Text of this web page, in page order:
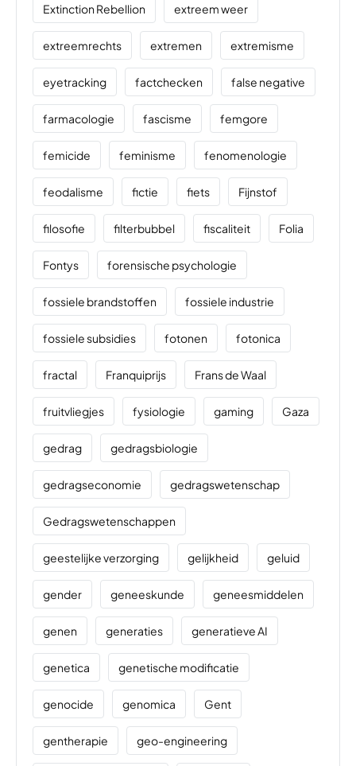
Extinction Rebellion extreem weer
extreemrechts extremen extremisme
eyetracking factchecken false negative
farmacologie fascisme femgore
femicide feminisme fenomenologie
feodalisme fictie fiets Fijnstof
filosofie filterbubbel fiscaliteit Folia
Fontys forensische psychologie
fossiele brandstoffen fossiele industrie
fossiele subsidies fotonen fotonica
fractal Franquiprijs Frans de Waal
fruitvliegjes fysiologie gaming Gaza
gedrag gedragsbiologie
gedragseconomie gedragswetenschap
Gedragswetenschappen
geestelijke verzorging gelijkheid geluid
gender geneeskunde geneesmiddelen
genen generaties generatieve AI
genetica genetische modificatie
genocide genomica Gent
gentherapie geo-engineering